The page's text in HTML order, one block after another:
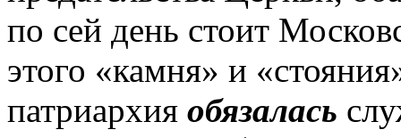
по сей день стоит
этого «камня» и
патриархия обязалась